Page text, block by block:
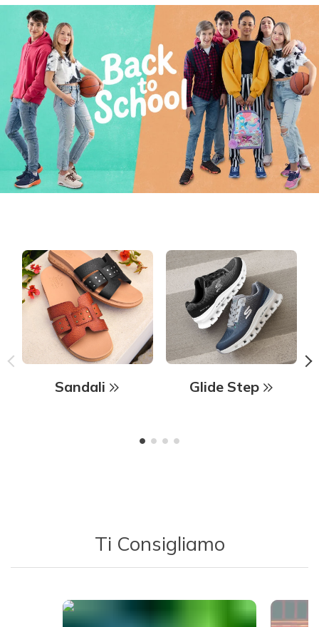
Sandali Glide Step
Ti Consigliamo
Media Carousel - Carousel with product photos. Use the